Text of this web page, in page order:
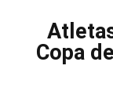
Copa